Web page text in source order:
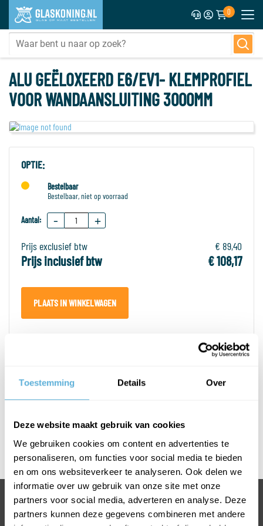
Toestemming Details Over
Deze website maakt gebruik van cookies
We gebruiken cookies om content en advertenties te
personaliseren, om functies voor social media te bieden
en om ons websiteverkeer te analyseren. Ook delen we
informatie over uw gebruik van onze site met onze
partners voor social media, adverteren en analyse. Deze
partners kunnen deze gegevens combineren met andere
0
ALU GEËLOXEERD E6/EV1- KLEMPROFIEL
VOOR WANDAANSLUITING 3000MM
OPTIE:
Bestelbaar
Bestelbaar, niet op voorraad
Aantal: - +
Prijs exclusief btw € 89,40
Prijs inclusief btw € 108,17
PLAATS IN WINKELWAGEN
Rvs gepolijst
BEL 0318 763 900